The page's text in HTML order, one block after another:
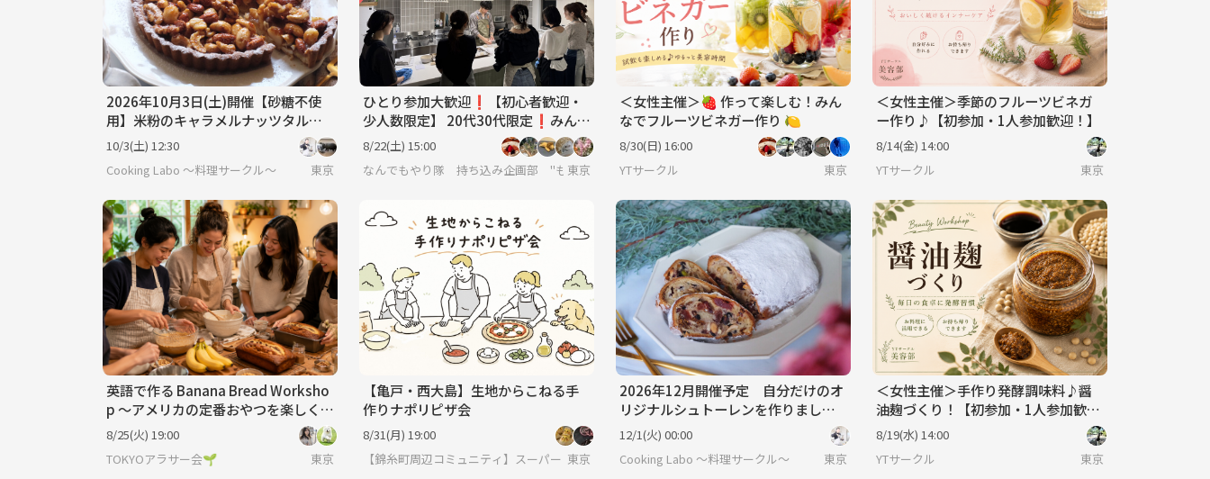
2026年10月3日(土)開催【砂糖不使
用】米粉のキャラメルナッツタルト
を作りましょう！！
10/3(土) 12:30
Cooking Labo ～料理サークル～
東京
ひとり参加大歓迎❗️【初心者歓迎・
少人数限定】 20代30代限定❗️みんな
で楽しく手ごね体験！🥯焼き立てベ
ーグル作り
8/22(土) 15:00
なんでもやり隊 持ち込み企画部 "もっちー"🕺
東京
＜女性主催＞🍓 作って楽しむ！みん
なでフルーツビネガー作り 🍋
8/30(日) 16:00
YTサークル
東京
＜女性主催＞季節のフルーツビネガ
ー作り♪【初参加・1人参加歓迎！】
8/14(金) 14:00
YTサークル
東京
英語で作る Banana Bread Worksho
p 〜アメリカの定番おやつを楽しく作
ろう〜
8/25(火) 19:00
TOKYOアラサー会🌱
東京
【亀戸・西大島】生地からこねる手
作りナポリピザ会
8/31(月) 19:00
【錦糸町周辺コミュニティ】スーパーレトリバー
東京
2026年12月開催予定 自分だけのオ
リジナルシュトーレンを作りましょ
う！
12/1(火) 00:00
Cooking Labo ～料理サークル～
東京
＜女性主催＞手作り発酵調味料♪醤
油麹づくり！【初参加・1人参加歓
迎！】
8/19(水) 14:00
YTサークル
東京